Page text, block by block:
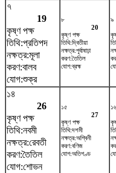
৭
19
কৃষ্ণ পক্ষ
তিথি:প্রতিপদ
নক্ষত্র:মূলা
করণ:বালব
যোগ:শুক্র
৮
20
কৃষ্ণ পক্ষ
তিথি:দ্বিতীয়া
নক্ষত্র:পূর্বাষাঢ়া
করণ:তৈতিল
যোগ:ব্রহ্ম
৯
১৪
26
কৃষ্ণ পক্ষ
তিথি:নবমী
নক্ষত্র:রেবতী
করণ:তৈতিল
যোগ:শোভন
১৫
27
কৃষ্ণ পক্ষ
তিথি:দশমী
নক্ষত্র:অশ্বিনী
করণ:বণিজ
যোগ:অতিগণ্ড
১৬